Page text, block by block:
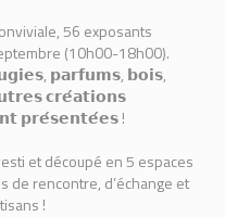
56 exposants
(10h00-18h00).
𝗽𝗮𝗿𝗳𝘂𝗺𝘀, 𝗯𝗼𝗶𝘀,
𝗰𝗿𝗲́𝗮𝘁𝗶𝗼𝗻𝘀
𝗽𝗿𝗲́𝘀𝗲𝗻𝘁𝗲́𝗲𝘀 !
et découpé en 5 espaces
de rencontre, d’échange et
!